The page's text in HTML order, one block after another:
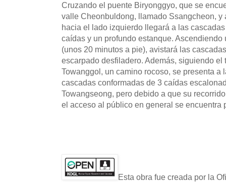
Cruzando el puente Biryonggyo, que se
valle Cheonbuldong, llamado Ssangcheon, y
hacia el lado izquierdo llegará a las
caídas y un profundo estanque. Ascendiendo
(unos 20 minutos a pie), avistará las
escarpado desfiladero. Además, siguiendo
Towanggol, un camino rocoso, se presenta a
cascadas conformadas de 3 caídas
Towangseong, pero debido a que su
el acceso al público en general se encuentra
Esta obra fue creada por la